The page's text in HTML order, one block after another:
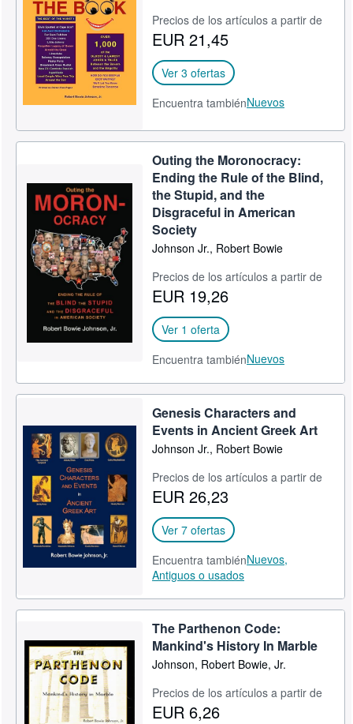
Precios de los artículos a partir de
EUR 21,45
Ver 3 ofertas
Encuentra tambiénNuevos
Outing the Moronocracy:
Ending the Rule of the Blind,
the Stupid, and the
Disgraceful in American
Society
Johnson Jr., Robert Bowie
Precios de los artículos a partir de
EUR 19,26
Ver 1 oferta
Encuentra tambiénNuevos
Genesis Characters and
Events in Ancient Greek Art
Johnson Jr., Robert Bowie
Precios de los artículos a partir de
EUR 26,23
Ver 7 ofertas
Encuentra tambiénNuevos,
Antiguos o usados
The Parthenon Code:
Mankind's History In Marble
Johnson, Robert Bowie, Jr.
Precios de los artículos a partir de
EUR 6,26